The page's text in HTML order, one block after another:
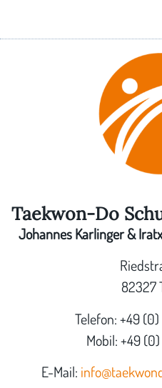
Taekwon-Do
Johannes Karlinger &
82327
Telefon: +49
Mobil: +49 (0)
E-Mail: